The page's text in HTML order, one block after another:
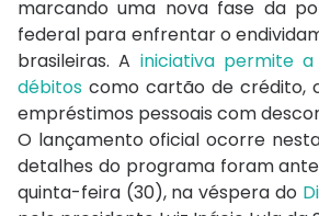
marcando uma nova fase da
federal para enfrentar o
brasileiras. A iniciativa permite
débitos como cartão de crédito,
empréstimos pessoais com
O lançamento oficial ocorre
detalhes do programa foram
quinta-feira (30), na véspera do